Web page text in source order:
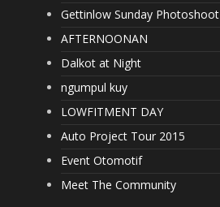
Gettinlow Sunday Photoshoot
AFTERNOONAN
Dalkot at Night
ngumpul kuy
LOWFITMENT DAY
Auto Project Tour 2015
Event Otomotif
Meet The Community